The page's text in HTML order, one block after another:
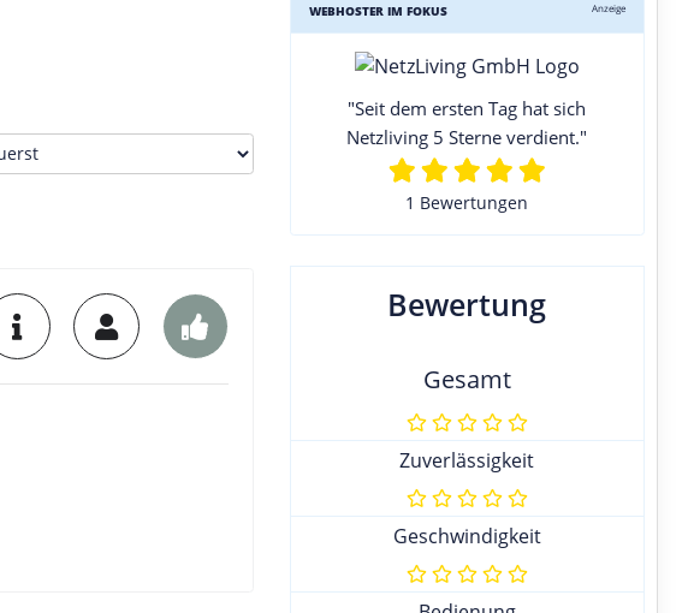
WEBHOSTER IM FOKUS Anzeige
"Seit dem ersten Tag hat sich
Netzliving 5 Sterne verdient."
1 Bewertungen
Bewertung
Gesamt
Zuverlässigkeit
Geschwindigkeit